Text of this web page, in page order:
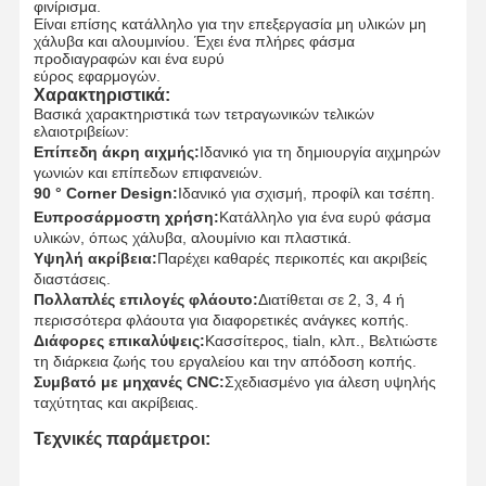
Σελίδα
φινίρισμα.
Είναι επίσης κατάλληλο για την επεξεργασία μη υλικών μη
χάλυβα και αλουμινίου. Έχει ένα πλήρες φάσμα
προδιαγραφών και ένα ευρύ
εύρος εφαρμογών.
Χαρακτηριστικά:
Βασικά χαρακτηριστικά των τετραγωνικών τελικών
ελαιοτριβείων:
Επίπεδη άκρη αιχμής:Ιδανικό για τη δημιουργία αιχμηρών
γωνιών και επίπεδων επιφανειών.
90 ° Corner Design:Ιδανικό για σχισμή, προφίλ και τσέπη.
Ευπροσάρμοστη χρήση:Κατάλληλο για ένα ευρύ φάσμα
υλικών, όπως χάλυβα, αλουμίνιο και πλαστικά.
Υψηλή ακρίβεια:Παρέχει καθαρές περικοπές και ακριβείς
διαστάσεις.
Πολλαπλές επιλογές φλάουτο:Διατίθεται σε 2, 3, 4 ή
περισσότερα φλάουτα για διαφορετικές ανάγκες κοπής.
Διάφορες επικαλύψεις:Κασσίτερος, tialn, κλπ., Βελτιώστε
τη διάρκεια ζωής του εργαλείου και την απόδοση κοπής.
Συμβατό με μηχανές CNC:Σχεδιασμένο για άλεση υψηλής
ταχύτητας και ακρίβειας.
Τεχνικές παράμετροι: